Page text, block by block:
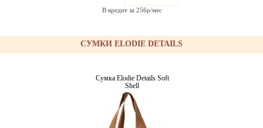
В кредит за 256р/мес
СУМКИ ELODIE DETAILS
Сумка Elodie Details Soft
Shell